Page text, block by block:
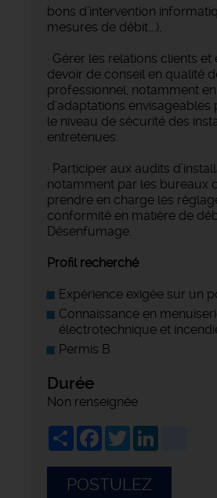
bons d’intervention
mesures de débit….),
· Gérer les relations clients
devoir de conseil en qualité
professionnel, notamment
d’adaptations
le niveau de sécurité des
entretenues.
· Participer aux audits
notamment par les bureaux
prendre en charge les
conformité en matière de
Désenfumage.
Profil recherché
Expérience exigée sur un
Connaissance en
électrotechnique et
Permis B
Durée
Non renseignée
ShareFacebook
Twitter
POSTULEZ